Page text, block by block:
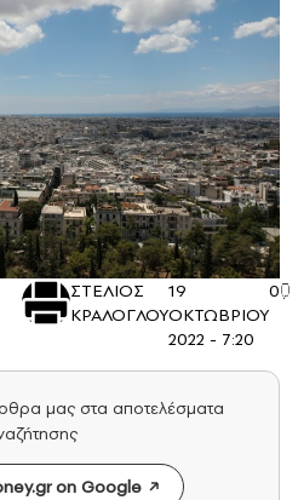
ΣΤΕΛΙΟΣ
ΚΡΑΛΟΓΛΟΥ
19
ΟΚΤΩΒΡΙΟΥ
2022 - 7:20
0
μας στα αποτελέσματα
on Google